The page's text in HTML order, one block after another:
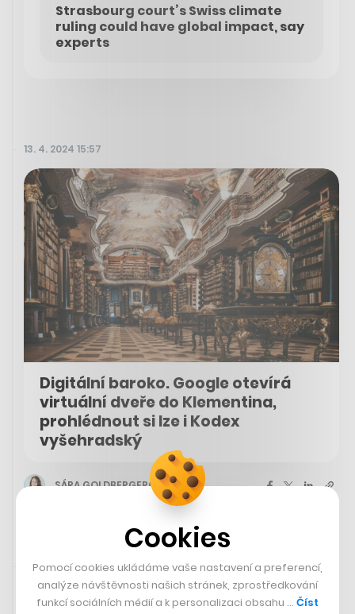
Strasbourg court’s Swiss climate
ruling could have global impact, say
experts
13. 4. 2024 15:57
Digitální baroko. Google otevírá
virtuální dveře do Klementina,
prohlédnout si lze i Kodex
vyšehradský
SÁRA GOLDBERGEROVÁ
13. 4. 2024 15:56
Cookies
Pomocí cookies ukládáme vaše nastavení a preferencí,
analýze návštěvnosti našich stránek, zprostředkování
funkcí sociálních médií a k personalizaci obsahu … Číst